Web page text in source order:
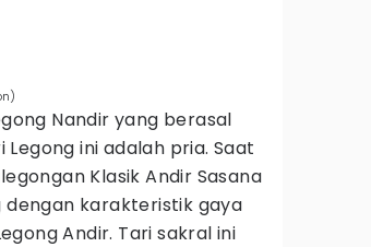
Nandir yang berasal
ini adalah pria. Saat
Klasik Andir Sasana
karakteristik gaya
Andir. Tari sakral ini